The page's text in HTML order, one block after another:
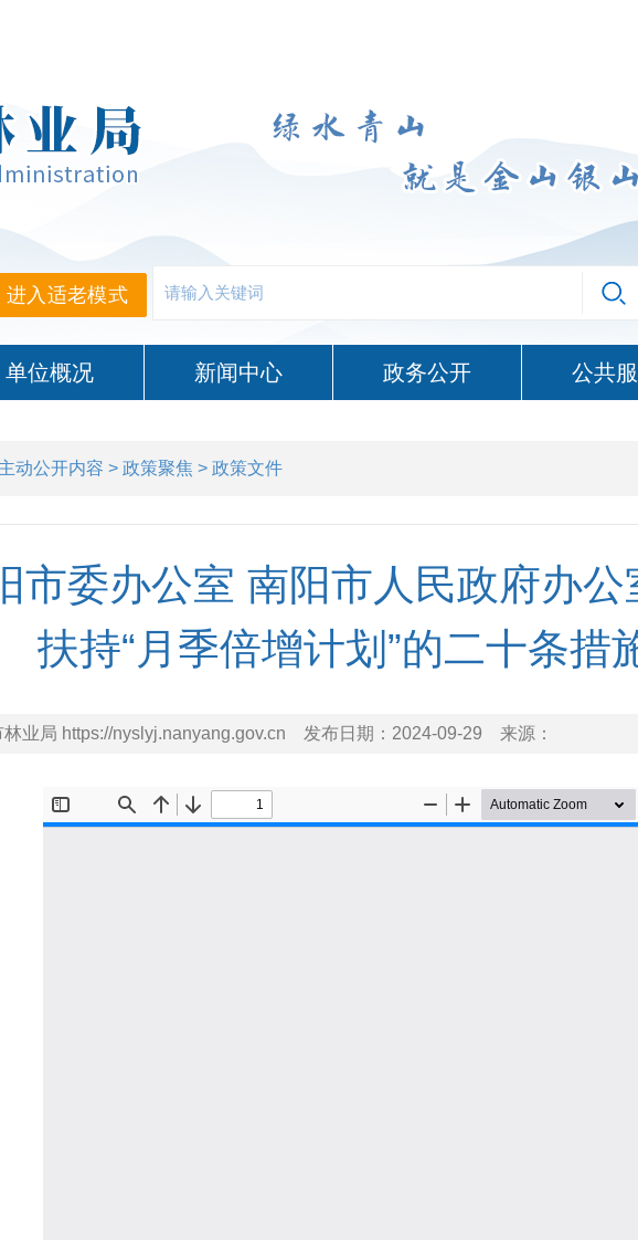
进入适老模式
单位概况 新闻中心 政务公开 公共
动公开内容 > 政策聚焦 > 政策文件
市委办公室 南阳市人民政府办
扶持“月季倍增计划”的二十条措
业局 https://nyslyj.nanyang.gov.cn 发布日期： 2024-09-29 来源：